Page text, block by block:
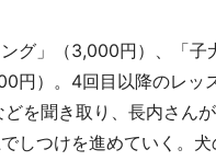
グ」（3,000円）、「
円）。4回目以降のレッ
を聞き取り、長内さん
しつけを進めていく。